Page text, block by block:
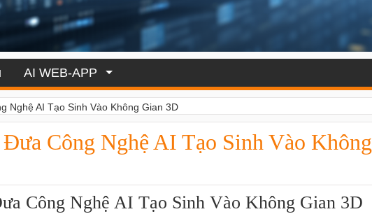
AI WEB-APP
Nghệ AI Tạo Sinh Vào Không Gian 3D
Công Nghệ AI Tạo Sinh Vào Không
Công Nghệ AI Tạo Sinh Vào Không Gian 3D